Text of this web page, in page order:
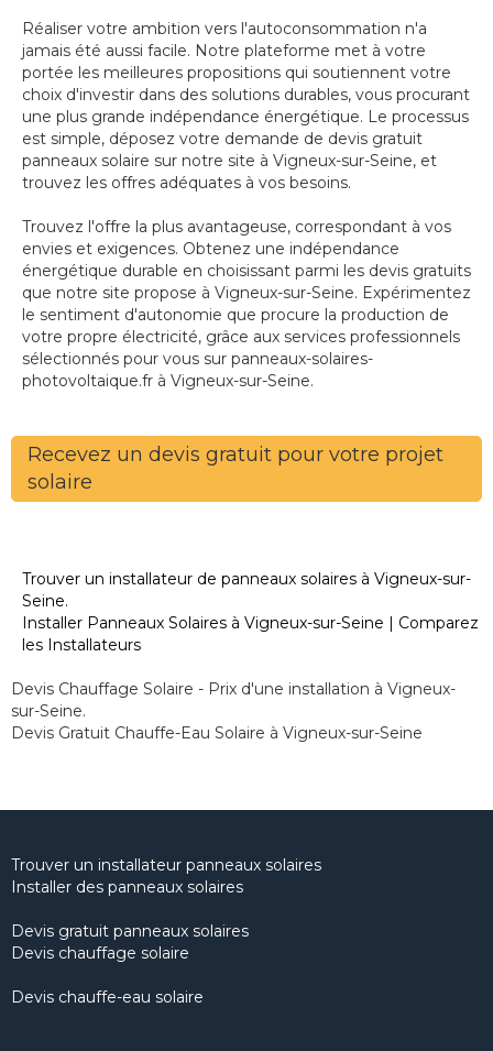
Réaliser votre ambition vers l'autoconsommation n'a
jamais été aussi facile. Notre plateforme met à votre
portée les meilleures propositions qui soutiennent votre
choix d'investir dans des solutions durables, vous procurant
une plus grande indépendance énergétique. Le processus
est simple, déposez votre demande de devis gratuit
panneaux solaire sur notre site à Vigneux-sur-Seine, et
trouvez les offres adéquates à vos besoins.
Trouvez l'offre la plus avantageuse, correspondant à vos
envies et exigences. Obtenez une indépendance
énergétique durable en choisissant parmi les devis gratuits
que notre site propose à Vigneux-sur-Seine. Expérimentez
le sentiment d'autonomie que procure la production de
votre propre électricité, grâce aux services professionnels
sélectionnés pour vous sur panneaux-solaires-
photovoltaique.fr à Vigneux-sur-Seine.
Recevez un devis gratuit pour votre projet
solaire
Trouver un installateur de panneaux solaires à Vigneux-sur-
Seine.
Installer Panneaux Solaires à Vigneux-sur-Seine | Comparez
les Installateurs
Devis Chauffage Solaire - Prix d'une installation à Vigneux-
sur-Seine.
Devis Gratuit Chauffe-Eau Solaire à Vigneux-sur-Seine
Trouver un installateur panneaux solaires
Installer des panneaux solaires
Devis gratuit panneaux solaires
Devis chauffage solaire
Devis chauffe-eau solaire